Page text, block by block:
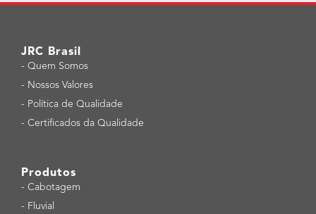
JRC Brasil
- Quem Somos
- Nossos Valores
- Política de Qualidade
- Certificados da Qualidade
Produtos
- Cabotagem
- Fluvial